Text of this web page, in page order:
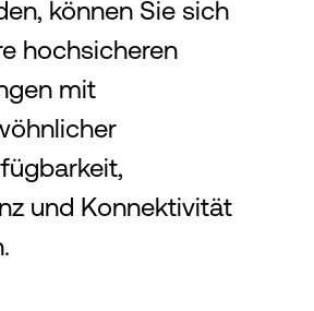
können Sie sich
hochsicheren
mit
und Konnektivität